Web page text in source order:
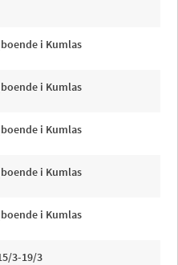
i Kumlas
i Kumlas
i Kumlas
i Kumlas
i Kumlas
3-19/3